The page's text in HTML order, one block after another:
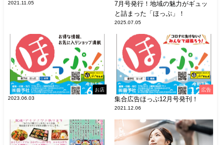
2021.11.05
7月号発行！地域の魅力がギュッ
と詰まった「ほっぷ」！
2025.07.05
お店
2023.06.03
広告
集合広告ほっぷ12月号発刊！
2021.12.06